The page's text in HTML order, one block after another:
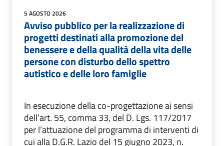
5 AGOSTO 2026
Avviso pubblico per la realizzazione di
progetti destinati alla promozione del
benessere e della qualità della vita delle
persone con disturbo dello spettro
autistico e delle loro famiglie
In esecuzione della co-progettazione ai sensi
dell’art. 55, comma 33, del D. Lgs. 117/2017
per l’attuazione del programma di interventi di
cui alla D.G.R. Lazio del 15 giugno 2023, n.